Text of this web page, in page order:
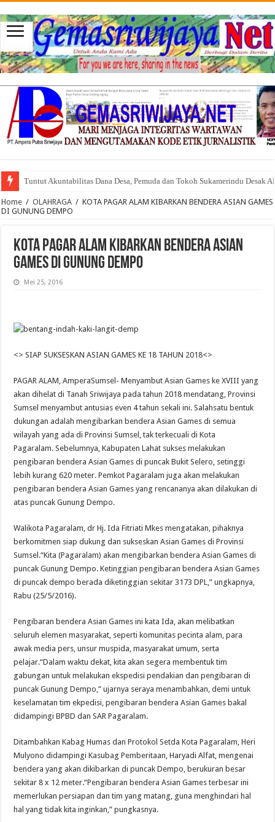
Tuntut Akuntabilitas Dana Desa, Pemuda dan Tokoh Sukamerindu Desak
Home / OLAHRAGA / KOTA PAGAR ALAM KIBARKAN BENDERA ASIAN GAMES
DI GUNUNG DEMPO
KOTA PAGAR ALAM KIBARKAN BENDERA ASIAN
GAMES DI GUNUNG DEMPO
Mei 25, 2016
<> SIAP SUKSESKAN ASIAN GAMES KE 18 TAHUN 2018<>
PAGAR ALAM, AmperaSumsel- Menyambut Asian Games ke XVIII yang
akan dihelat di Tanah Sriwijaya pada tahun 2018 mendatang, Provinsi
Sumsel menyambut antusias even 4 tahun sekali ini. Salahsatu bentuk
dukungan adalah mengibarkan bendera Asian Games di semua
wilayah yang ada di Provinsi Sumsel, tak terkecuali di Kota
Pagaralam.Sebelumnya, Kabupaten Lahat sukses melakukan
pengibaran bendera Asian Games di puncak Bukit Selero, setinggi
lebih kurang 620 meter. Pemkot Pagaralam juga akan melakukan
pengibaran bendera Asian Games yang rencananya akan dilakukan di
atas puncak Gunung Dempo.
Walikota Pagaralam, dr Hj. Ida Fitriati Mkes mengatakan, pihaknya
berkomitmen siap dukung dan sukseskan Asian Games di Provinsi
Sumsel.“Kita (Pagaralam) akan mengibarkan bendera Asian Games di
puncak Gunung Dempo. Ketinggian pengibaran bendera Asian Games
di puncak dempo berada diketinggian sekitar 3173 DPL,” ungkapnya,
Rabu (25/5/2016).
Pengibaran bendera Asian Games ini kata Ida, akan melibatkan
seluruh elemen masyarakat, seperti komunitas pecinta alam, para
awak media pers, unsur muspida, masyarakat umum, serta
pelajar.“Dalam waktu dekat, kita akan segera membentuk tim
gabungan untuk melakukan ekspedisi pendakian dan pengibaran di
puncak Gunung Dempo,” ujarnya seraya menambahkan, demi untuk
keselamatan tim ekpedisi, pengibaran bendera Asian Games bakal
didampingi BPBD dan SAR Pagaralam.
Ditambahkan Kabag Humas dan Protokol Setda Kota Pagaralam, Heri
Mulyono didampingi Kasubag Pemberitaan, Haryadi Alfat, mengenai
bendera yang akan dikibarkan di puncak Dempo, berukuran besar
sekitar 8 x 12 meter.“Pengibaran bendera Asian Games terbesar ini
memerlukan persiapan dan tim yang matang, guna menghindari hal
hal yang tidak kita inginkan,” pungkasnya.